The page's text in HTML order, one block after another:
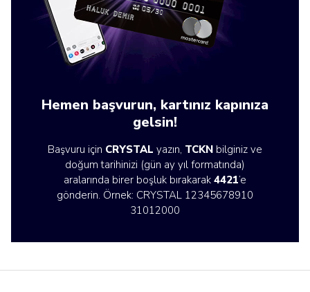
Hemen başvurun, kartınız kapınıza
gelsin!
Başvuru için CRYSTAL yazın, TCKN bilginiz ve
doğum tarihinizi (gün ay yıl formatında)
aralarında birer boşluk bırakarak 4421’e
gönderin. Örnek: CRYSTAL 12345678910
31012000